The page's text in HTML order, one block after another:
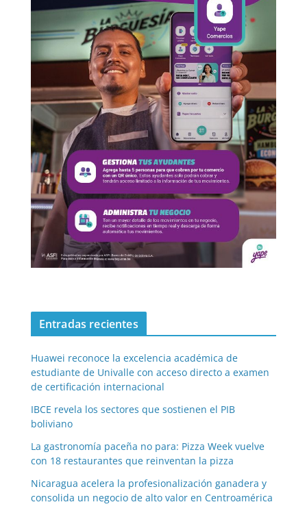
Entradas recientes
Huawei reconoce la excelencia académica de
estudiante de Univalle con acceso directo a examen
de certificación internacional
IBCE revela los sectores que sostienen el PIB
boliviano
La gastronomía paceña no para: Pizza Week vuelve
con 18 restaurantes que reinventan la pizza
Nicaragua acelera la profesionalización ganadera y
consolida un negocio de alto valor en Centroamérica